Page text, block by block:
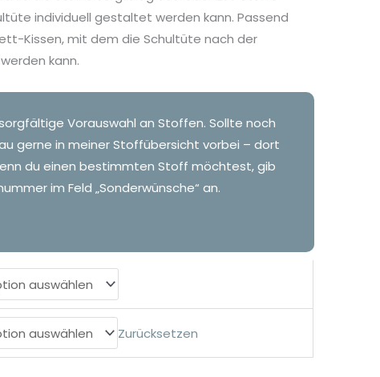
individuell gestaltet werden kann. Passend
Kissen, mit dem die Schultüte nach der
kann.
Vorauswahl an Stoffen. Sollte noch
gerne in meiner Stoffübersicht vorbei – dort
du einen bestimmten Stoff möchtest, gib
im Feld „Sonderwünsche“ an.
Zurücksetzen